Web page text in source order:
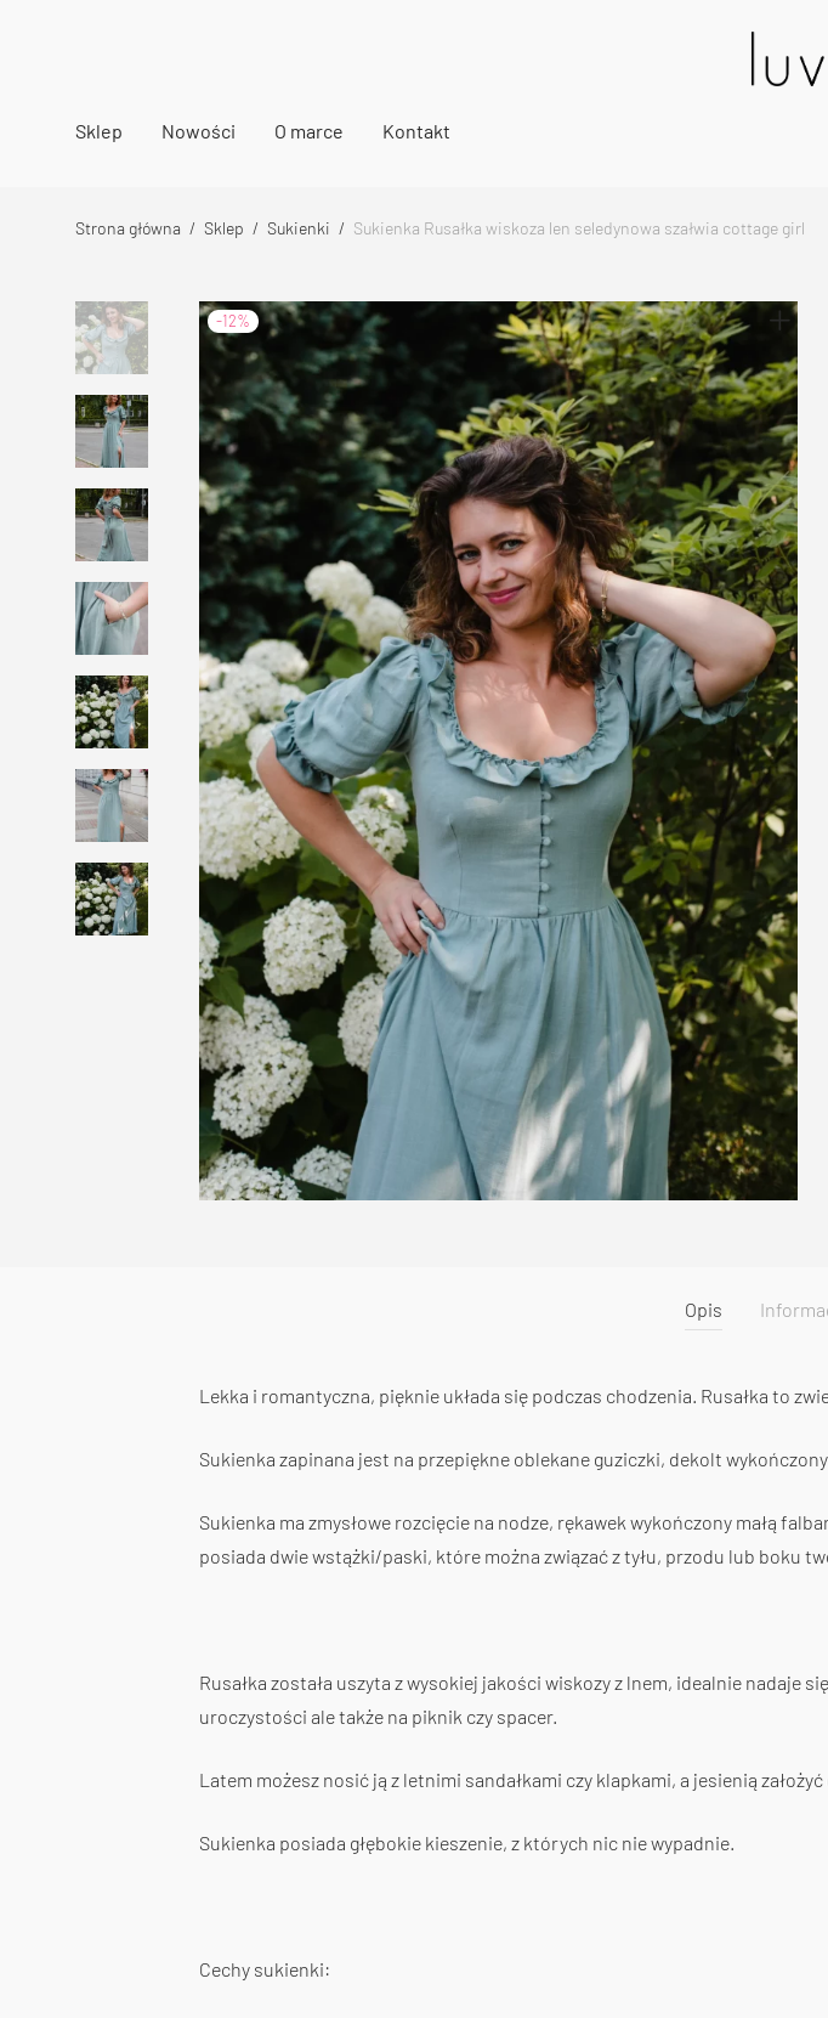
Sklep Nowości O marce Kontakt
Strona główna / Sklep / Sukienki / Sukienka Rusałka wiskoza len seledynowa szałwia cottage girl
-12%
Opis
Lekka i romantyczna, pięknie układa się podczas chodzenia. Rusałka to
Sukienka zapinana jest na przepiękne oblekane guziczki, dekolt
Sukienka ma zmysłowe rozcięcie na nodze, rękawek wykończony małą
posiada dwie wstążki/paski, które można związać z tyłu, przodu lub boku
Rusałka została uszyta z wysokiej jakości wiskozy z lnem, idealnie nadaje
uroczystości ale także na piknik czy spacer.
Latem możesz nosić ją z letnimi sandałkami czy klapkami, a jesienią
Sukienka posiada głębokie kieszenie, z których nic nie wypadnie.
Cechy sukienki: